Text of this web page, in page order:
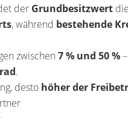
der Grundbesitzwert
, während bestehende
zwischen 7 % und 50 %–
.
desto höher der